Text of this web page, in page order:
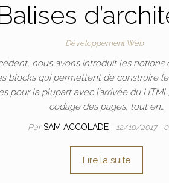
Développement Web
nous avons introduit les notions
blocks qui permettent de construire
pour la plupart avec l’arrivée du
codage des pages, tout en…
ParSAM ACCOLADE 12/10/2017 0
Lire la suite